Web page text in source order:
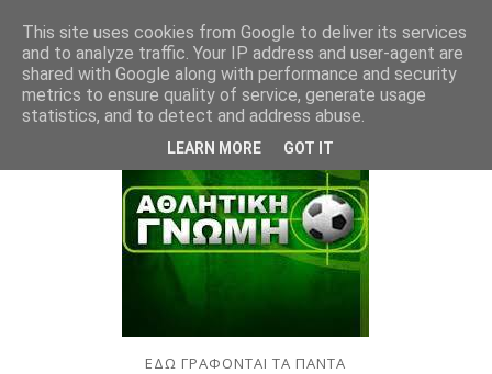
ΕΔΩ ΓΡΑΦΟΝΤΑΙ ΤΑ ΠΑΝΤΑ
This site uses cookies from Google to deliver its services
and to analyze traffic. Your IP address and user-agent are
shared with Google along with performance and security
metrics to ensure quality of service, generate usage
statistics, and to detect and address abuse.
LEARN MORE GOT IT